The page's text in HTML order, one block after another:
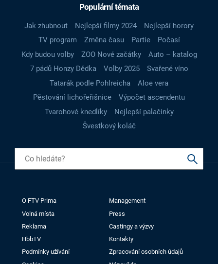
Populární témata
Jak zhubnout Nejlepší filmy 2024
Nejlepší horory
TV program
Změna času Partie
Počasí
Kdy budou volby
ZOO Nové začátky
Auto – katalog
7 pádů Honzy Dědka
Volby 2025
Svařené víno
Tatarák podle Pohlreicha
Aloe vera
Pěstování lichořeřišnice
Výpočet ascendentu
Tvarohové knedlíky
Nejlepší palačinky
Švestkový koláč
O FTV Prima
Management
Volná místa
Press
Reklama
Castingy a výzvy
HbbTV
Kontakty
Podmínky užívání
Zpracování osobních údajů